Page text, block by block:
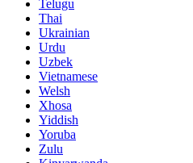
Telugu
Thai
Ukrainian
Urdu
Uzbek
Vietnamese
Welsh
Xhosa
Yiddish
Yoruba
Zulu